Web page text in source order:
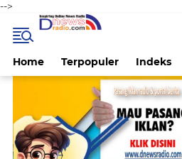
-->
Home Terpopuler Indeks